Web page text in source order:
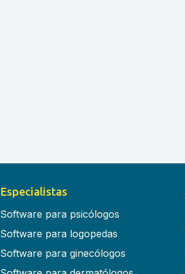
Especialistas
Software para psicólogos
Software para logopedas
Software para ginecólogos